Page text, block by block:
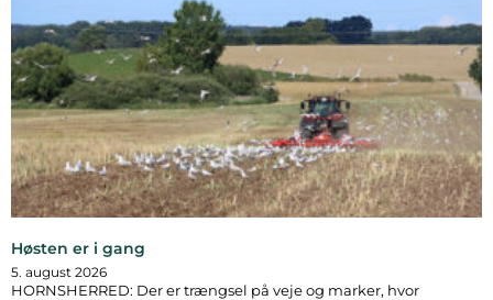
Høsten er i gang
5. august 2026
HORNSHERRED: Der er trængsel på veje og marker, hvor